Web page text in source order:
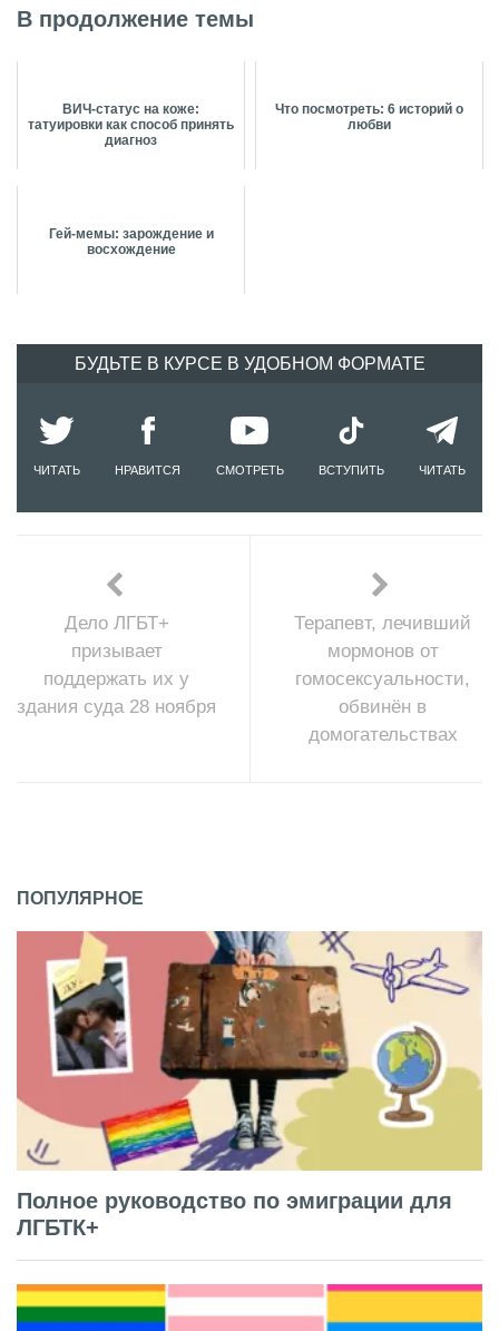
В продолжение темы
ВИЧ-статус на коже:
татуировки как способ принять
диагноз
Что посмотреть: 6 историй о
любви
Гей-мемы: зарождение и
восхождение
БУДЬТЕ В КУРСЕ В УДОБНОМ ФОРМАТЕ
ЧИТАТЬ НРАВИТСЯ СМОТРЕТЬ ВСТУПИТЬ ЧИТАТЬ
Дело ЛГБТ+
призывает
поддержать их у
здания суда 28 ноября
Терапевт, лечивший
мормонов от
гомосексуальности,
обвинён в
домогательствах
ПОПУЛЯРНОЕ
Полное руководство по эмиграции для
ЛГБТК+